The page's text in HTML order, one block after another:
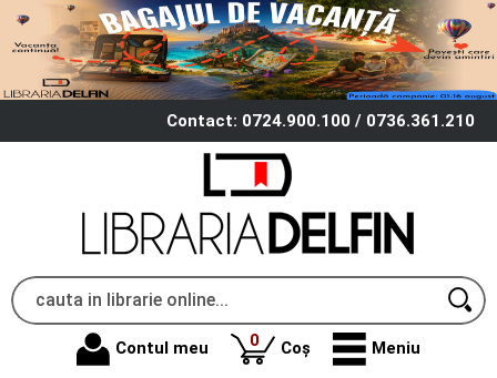
Contact: 0724.900.100 / 0736.361.210
Contul meu 0produse
Coș Meniu